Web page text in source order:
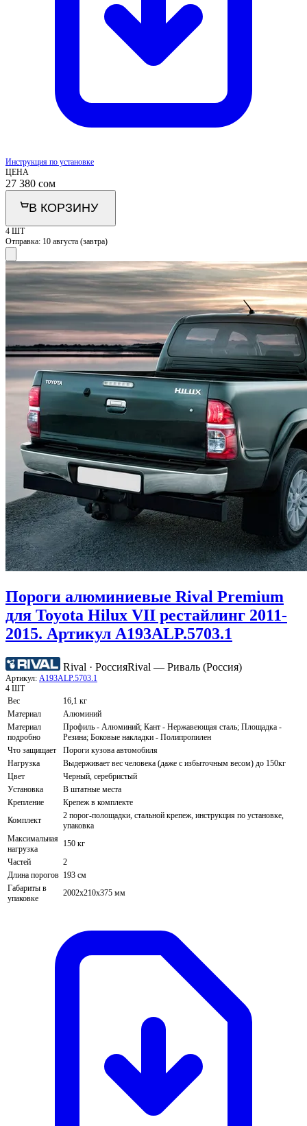
Инструкция по установке
ЦЕНА
27 380 сом
В КОРЗИНУ
4 ШТ
Отправка: 10 августа (завтра)
Пороги алюминиевые Rival Premium
для Toyota Hilux VII рестайлинг 2011-
2015. Артикул A193ALP.5703.1
Rival · РоссияRival — Риваль (Россия)
Артикул: A193ALP.5703.1
4 ШТ
Вес
16,1 кг
Материал
Алюминий
Материал
подробно
Профиль - Алюминий; Кант - Нержавеющая сталь; Площадка -
Резина; Боковые накладки - Полипропилен
Что защищает
Пороги кузова автомобиля
Нагрузка
Выдерживает вес человека (даже с избыточным весом) до 150кг
Цвет
Черный, серебристый
Установка
В штатные места
Крепление
Крепеж в комплекте
Комплект
2 порог-полощадки, стальной крепеж, инструкция по установке,
упаковка
Максимальная
нагрузка
150 кг
Частей
2
Длина порогов 193 см
Габариты в
упаковке
2002х210х375 мм